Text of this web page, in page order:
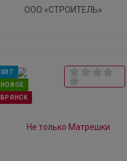
ООО «СТРОИТЕЛЬ»
ХИТ
НОВОЕ
БРЯНСК